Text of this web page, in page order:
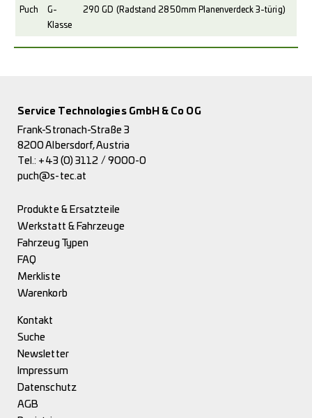
Puch
G-
Klasse
290 GD (Radstand 2850mm Planenverdeck 3-türig)
Service Technologies GmbH & Co OG
Frank-Stronach-Straße 3
8200 Albersdorf, Austria
Tel.: +43 (0) 3112 / 9000-0
puch@s-tec.at
Produkte & Ersatzteile
Werkstatt & Fahrzeuge
Fahrzeug Typen
FAQ
Merkliste
Warenkorb
Kontakt
Suche
Newsletter
Impressum
Datenschutz
AGB